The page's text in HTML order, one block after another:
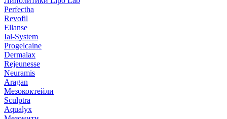
Perfectha
Revofil
Ellanse
Ial-System
Progelcaine
Dermalax
Rejeunesse
Neuramis
Aragan
Мезококтейли
Sculptra
Aqualyx